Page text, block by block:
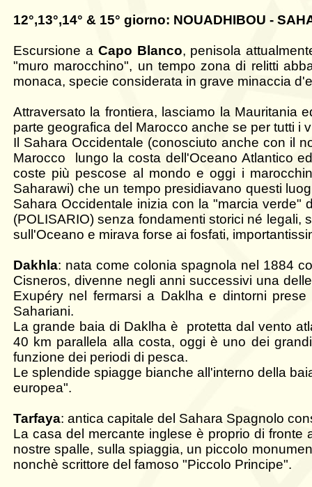
12°,13°,14° & 15° giorno: NOUADHIBOU -
Escursione a Capo Blanco, penisola
"muro marocchino", un tempo zona di relitti
monaca, specie considerata in grave minaccia
Attraversato la frontiera, lasciamo la Mauritania
parte geografica del Marocco anche se per tutti i
Il Sahara Occidentale (conosciuto anche con il
Marocco lungo la costa dell'Oceano Atlantico
coste più pescose al mondo e oggi i
Saharawi) che un tempo presidiavano questi
Sahara Occidentale inizia con la "marcia
(POLISARIO) senza fondamenti storici né
sull'Oceano e mirava forse ai fosfati,
Dakhla: nata come colonia spagnola nel 1884
Cisneros, divenne negli anni successivi una
Exupéry nel fermarsi a Daklha e dintorni
Sahariani.
La grande baia di Daklha è protetta dal vento
40 km parallela alla costa, oggi è uno dei
funzione dei periodi di pesca.
Le splendide spiagge bianche all'interno della
europea".
Tarfaya: antica capitale del Sahara Spagnolo
La casa del mercante inglese è proprio di
nostre spalle, sulla spiaggia, un piccolo
nonchè scrittore del famoso "Piccolo Principe".